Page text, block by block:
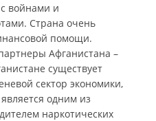
войнами и
Страна очень
помощи.
Афганистана –
существует
сектор экономики,
одним из
наркотических